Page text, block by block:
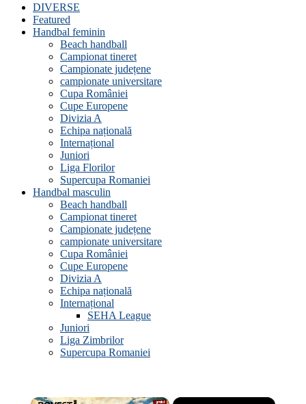
DIVERSE
Featured
Handbal feminin
Beach handball
Campionat tineret
Campionate județene
campionate universitare
Cupa României
Cupe Europene
Divizia A
Echipa națională
Internațional
Juniori
Liga Florilor
Supercupa Romaniei
Handbal masculin
Beach handball
Campionat tineret
Campionate județene
campionate universitare
Cupa României
Cupe Europene
Divizia A
Echipa națională
Internațional
SEHA League
Juniori
Liga Zimbrilor
Supercupa Romaniei